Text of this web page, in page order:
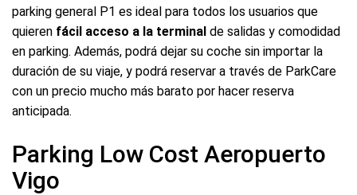
parking general P1 es ideal para todos los usuarios que
quieren fácil acceso a la terminal de salidas y comodidad
en parking. Además, podrá dejar su coche sin importar la
duración de su viaje, y podrá reservar a través de ParkCare
con un precio mucho más barato por hacer reserva
anticipada.
Parking Low Cost Aeropuerto
Vigo